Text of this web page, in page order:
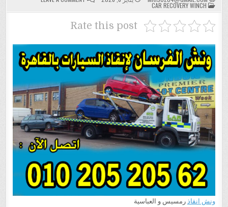
ونش
انقاذ
انقاذ
الفرسان
/
في
مصر
/
ونش
انقاذ
الفرسان
24
ساعة
ع
مدار
اليوم
POSTED
IN
CAR RECOVERY WINCH
Rate this post
ونش انقاذ رمسيس و العباسية